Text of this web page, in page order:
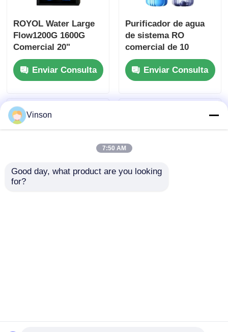
ROYOL Water Large
Flow1200G 1600G
Comercial 20"
Sistema RO azul
grande con
recordatorio de filtro
Enviar Consulta
Purificador de agua
de sistema RO
comercial de 10
pulgadas con
filtración de 4 etapas
Enviar Consulta
Vinson
7:50 AM
Good day, what product are you looking
for?